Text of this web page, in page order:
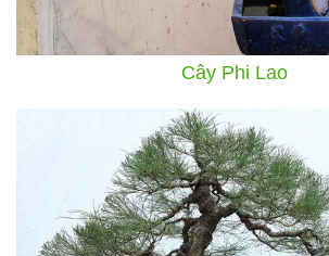
Cây Phi Lao